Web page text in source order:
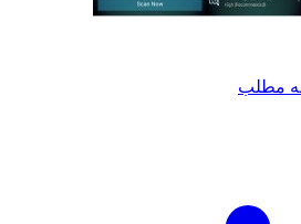
مطلب